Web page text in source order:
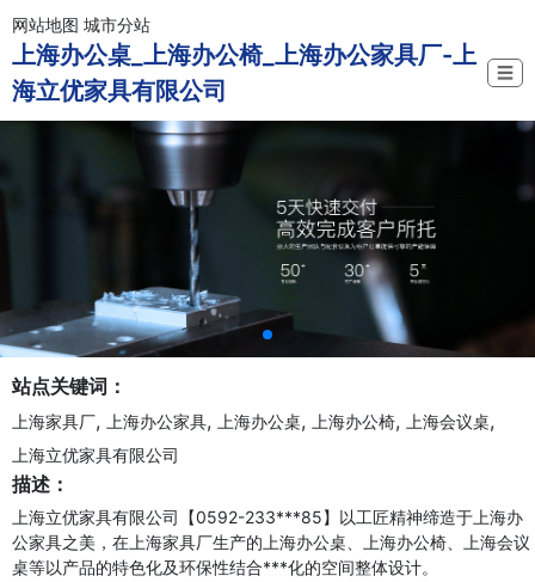
网站地图 城市分站
上海办公桌_上海办公椅_上海办公家具厂-上
海立优家具有限公司
☰
站点关键词：
上海家具厂, 上海办公家具, 上海办公桌, 上海办公椅, 上海会议桌,
上海立优家具有限公司
描述：
上海立优家具有限公司【0592-233***85】以工匠精神缔造于上海办
公家具之美，在上海家具厂生产的上海办公桌、上海办公椅、上海会议
桌等以产品的特色化及环保性结合***化的空间整体设计。